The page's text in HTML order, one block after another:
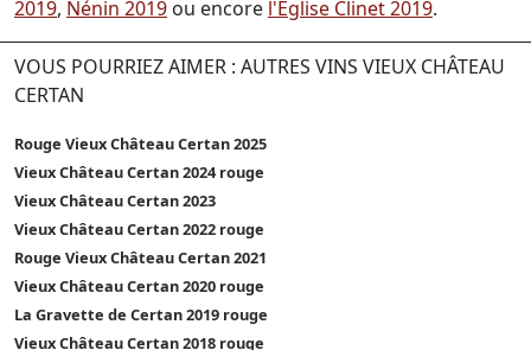
2019, Nénin 2019 ou encore l'Eglise Clinet 2019.
VOUS POURRIEZ AIMER : AUTRES VINS VIEUX CHÂTEAU
CERTAN
Rouge Vieux Château Certan 2025
Vieux Château Certan 2024 rouge
Vieux Château Certan 2023
Vieux Château Certan 2022 rouge
Rouge Vieux Château Certan 2021
Vieux Château Certan 2020 rouge
La Gravette de Certan 2019 rouge
Vieux Château Certan 2018 rouge